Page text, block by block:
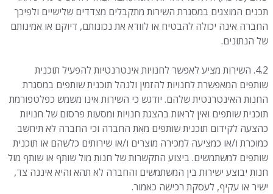
תכנים המוצגים במסגרת השירות מתקבלים מצדדים שלישיים ולפיכך
החברה אינה יכולה להבטיח או לוודא את נכונותם, דיוקם או אמינותם
של הנתונים.
4.2. השירות מציע לאפשר לחנויות אינטרנטיות להפעיל תוכנית
שותפים המאפשרת לחנויות להזמין ולנהל תוכנית שותפים במסגרת
החנות האינטרנטית שלהם. יודגש כי השירות אינו משמש כפלטפורמת
תוכנית שותפים ואין לראות בהצגת חנויות ומסעות פרסום של חנויות
כהצעה לקידום תוכנית שותפים מאת החברה וכי החברה לא תיחשב
כמוכרת ו/או כמציעה למכירה מוצרים ו/או שירותים כלשהם או תוכנית
שותפים למשתמשים. ביצוע התקשרות של חנות מול שותף או שותף מול
חנות יבוצע ישירות בין המשתמשים והחברה לא תהא והיא איננה צד,
ישיר או עקיף, לעסקת רכישה כאמור.